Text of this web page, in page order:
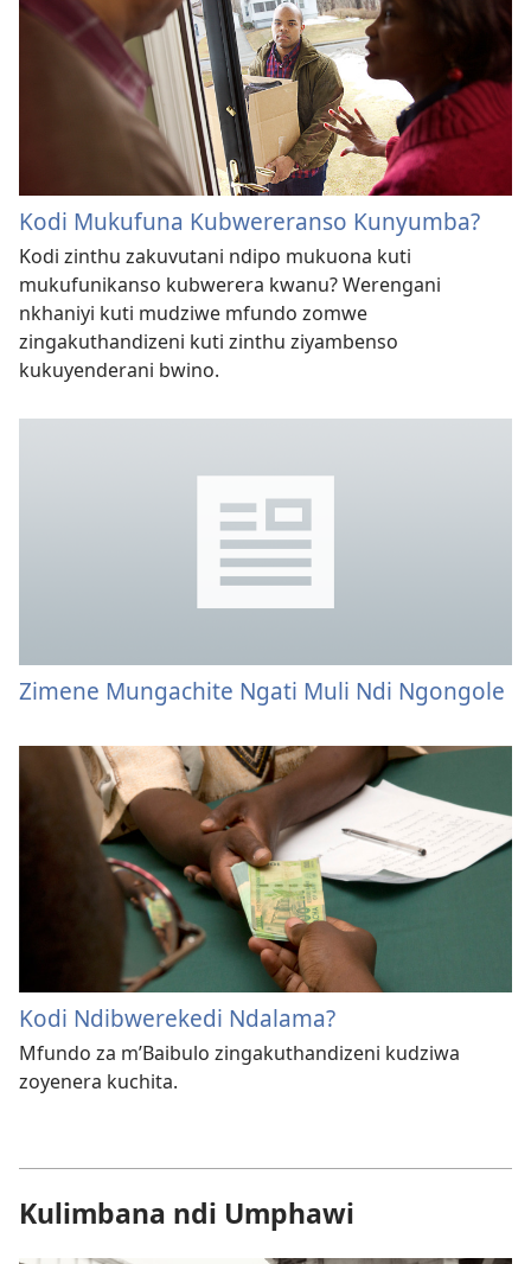
Kodi Mukufuna Kubwereranso Kunyumba?
Kodi zinthu zakuvutani ndipo mukuona kuti
mukufunikanso kubwerera kwanu? Werengani
nkhaniyi kuti mudziwe mfundo zomwe
zingakuthandizeni kuti zinthu ziyambenso
kukuyenderani bwino.
Zimene Mungachite Ngati Muli Ndi Ngongole
Kodi Ndibwerekedi Ndalama?
Mfundo za m’Baibulo zingakuthandizeni kudziwa
zoyenera kuchita.
Kulimbana ndi Umphawi